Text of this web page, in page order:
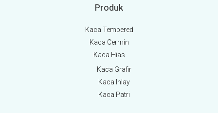
Produk
Kaca Tempered
Kaca Cermin
Kaca Hias
Kaca Grafir
Kaca Inlay
Kaca Patri